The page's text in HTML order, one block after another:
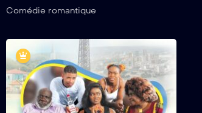
Comédie romantique